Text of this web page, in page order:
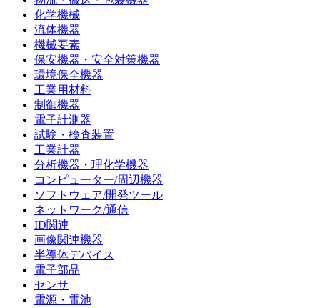
化学機械
流体機器
機械要素
保安機器・安全対策機器
環境保全機器
工業用材料
制御機器
電子計測器
試験・検査装置
工業計器
分析機器・理化学機器
コンピューター/周辺機器
ソフトウェア/開発ツール
ネットワーク/通信
ID関連
画像関連機器
半導体デバイス
電子部品
センサ
電源・電池